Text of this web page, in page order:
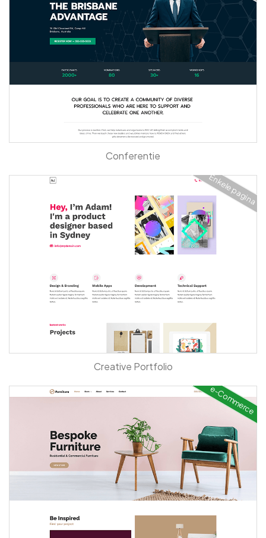
Conferentie
Enkele pagina
Creative Portfolio
e-Commerce